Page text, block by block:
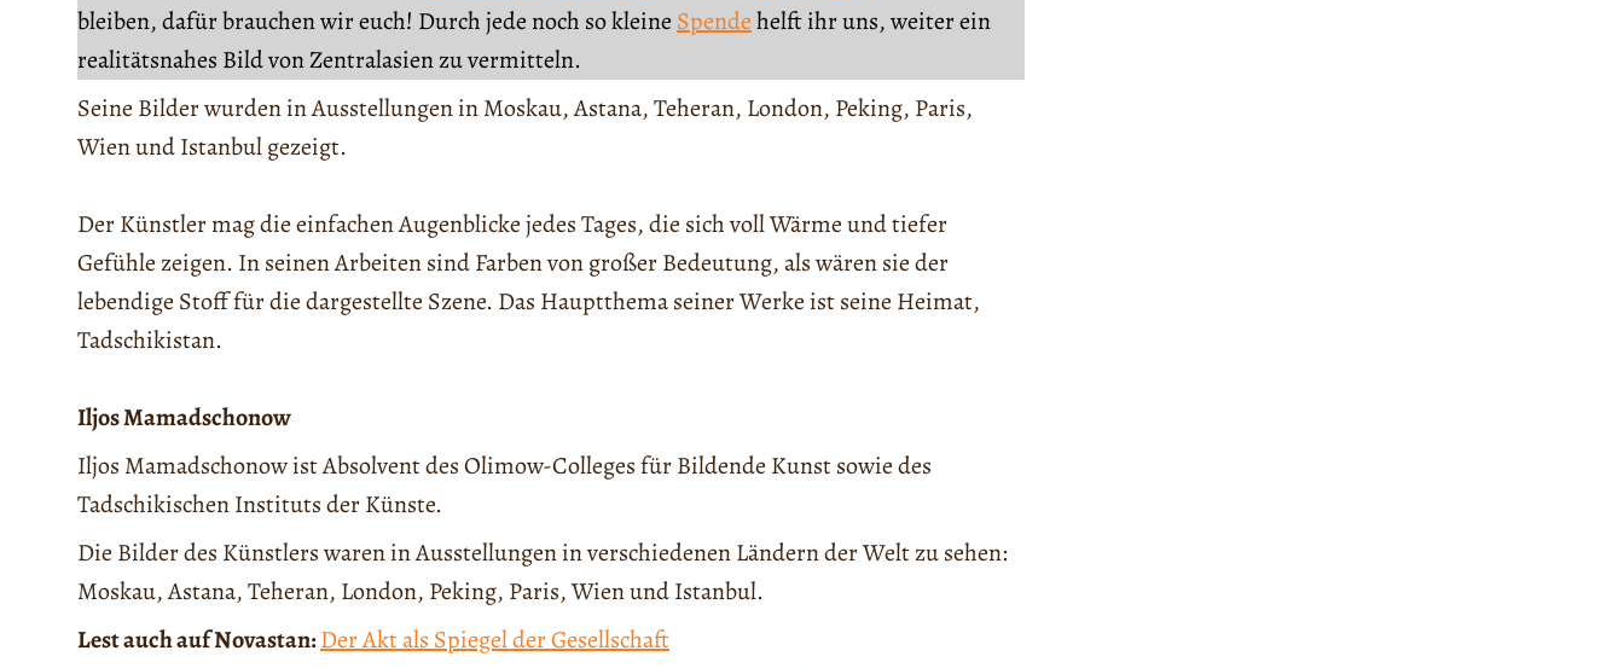
bleiben, dafür brauchen wir euch! Durch jede noch so kleine Spendehelft ihr uns, weiter ein
realitätsnahes Bild von Zentralasien zu vermitteln.
Seine Bilder wurden in Ausstellungen in Moskau, Astana, Teheran, London, Peking, Paris,
Wien und Istanbul gezeigt.
Der Künstler mag die einfachen Augenblicke jedes Tages, die sich voll Wärme und tiefer
Gefühle zeigen. In seinen Arbeiten sind Farben von großer Bedeutung, als wären sie der
lebendige Stoff für die dargestellte Szene. Das Hauptthema seiner Werke ist seine Heimat,
Tadschikistan.
Iljos Mamadschonow
Iljos Mamadschonow ist Absolvent des Olimow-Colleges für Bildende Kunst sowie des
Tadschikischen Instituts der Künste.
Die Bilder des Künstlers waren in Ausstellungen in verschiedenen Ländern der Welt zu sehen:
Moskau, Astana, Teheran, London, Peking, Paris, Wien und Istanbul.
Lest auch auf Novastan:Der Akt als Spiegel der Gesellschaft